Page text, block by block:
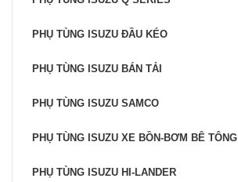
PHỤ TÙNG ISUZU ĐẦU KÉO
PHỤ TÙNG ISUZU BÁN TẢI
PHỤ TÙNG ISUZU SAMCO
PHỤ TÙNG ISUZU XE BỒN-BƠM BÊ TÔNG
PHỤ TÙNG ISUZU HI-LANDER